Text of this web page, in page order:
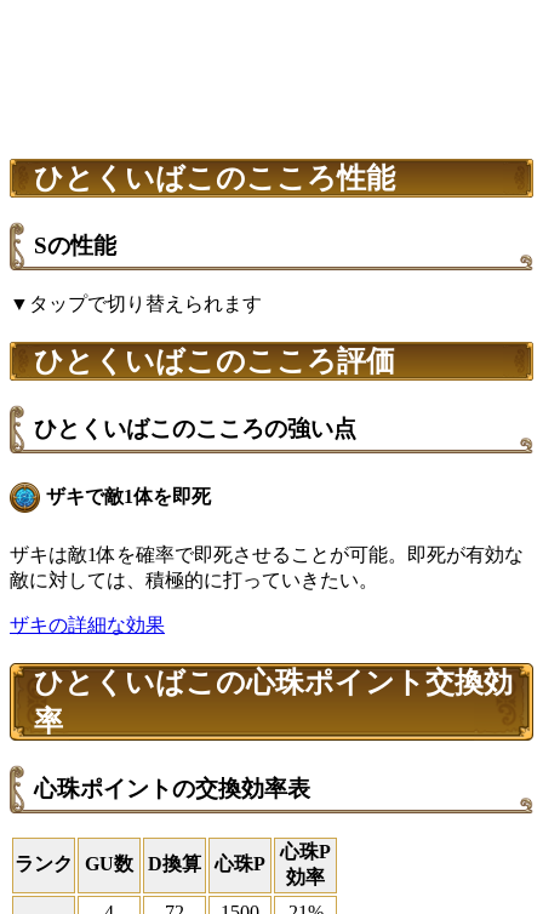
ひとくいばこのこころ性能
Sの性能
▼タップで切り替えられます
ひとくいばこのこころ評価
ひとくいばこのこころの強い点
ザキで敵1体を即死
ザキは敵1体を確率で即死させることが可能。即死が有効な
敵に対しては、積極的に打っていきたい。
ザキの詳細な効果
ひとくいばこの心珠ポイント交換効
率
心珠ポイントの交換効率表
ランク GU数 D換算 心珠P
心珠P
効率